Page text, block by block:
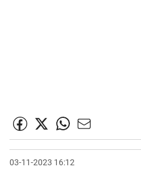
03-11-2023 16:12